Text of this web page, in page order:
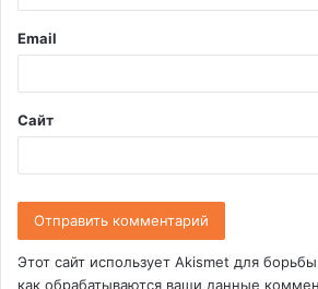
й
*
Email
Сайт
Этот сайт использует Akismet для
как обрабатываются ваши данные